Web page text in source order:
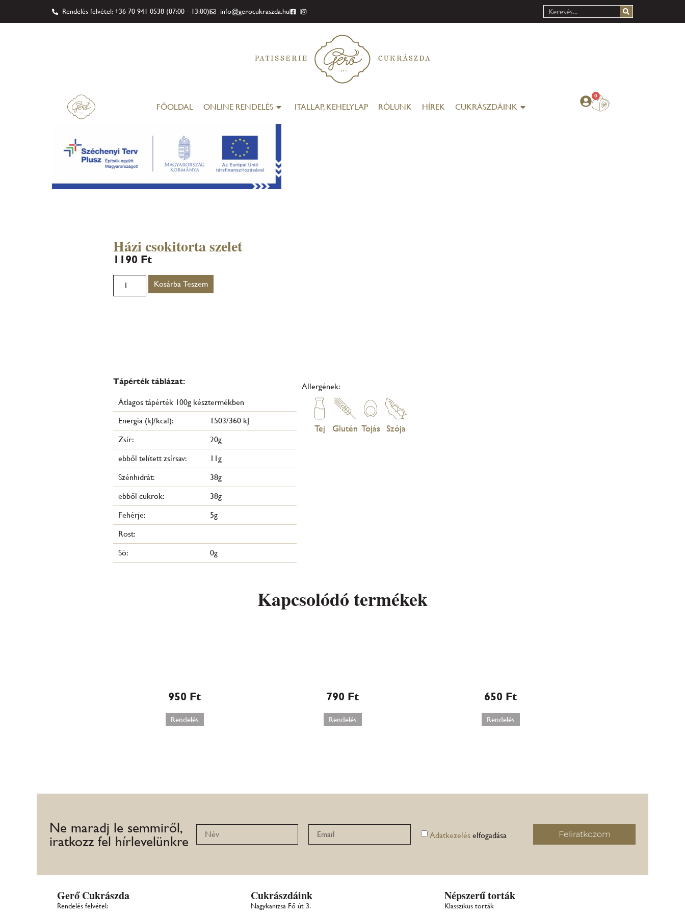
Rendelés felvétel: +36 70 941 0538 (07:00 - 13:00) info@gerocukraszda.hu
FŐOLDAL ONLINE RENDELÉS ITALLAP, KEHELYLAP RÓLUNK HÍREK CUKRÁSZDÁINK
0
Házi csokitorta szelet
1190 Ft
Kosárba Teszem
Tápérték táblázat:
Átlagos tápérték 100g késztermékben
Energia (kJ/kcal):
1503/360 kJ
Zsír:
20g
ebből telített zsírsav:
11g
Szénhidrát:
38g
ebből cukrok:
38g
Fehérje:
5g
Rost:
Só:
0g
Allergének:
Tej Glutén Tojás Szója
Kapcsolódó termékek
950 Ft
Rendelés
790 Ft
Rendelés
650 Ft
Rendelés
Ne maradj le semmiről,
iratkozz fel hírlevelünkre
Adatkezeléselfogadása Feliratkozom
Gerő Cukrászda
Rendelés felvétel:
Cukrászdáink
Nagykanizsa Fő út 3.
Népszerű torták
Klasszikus torták